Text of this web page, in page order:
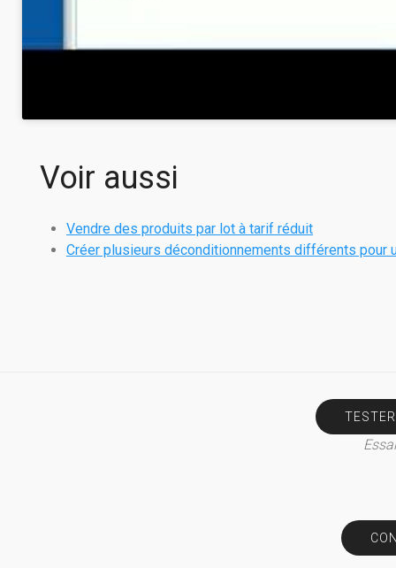
Voir aussi
Vendre des produits par lot à tarif réduit
Créer plusieurs déconditionnements différents pour